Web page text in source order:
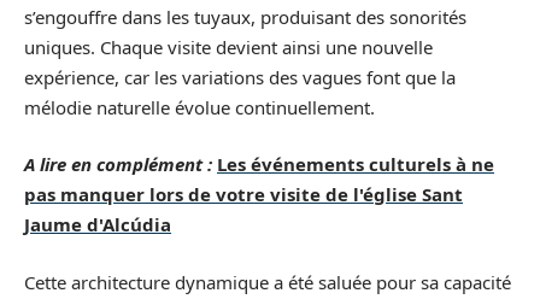
s’engouffre dans les tuyaux, produisant des sonorités
uniques. Chaque visite devient ainsi une nouvelle
expérience, car les variations des vagues font que la
mélodie naturelle évolue continuellement.
A lire en complément : Les événements culturels à ne
pas manquer lors de votre visite de l'église Sant
Jaume d'Alcúdia
Cette architecture dynamique a été saluée pour sa capacité